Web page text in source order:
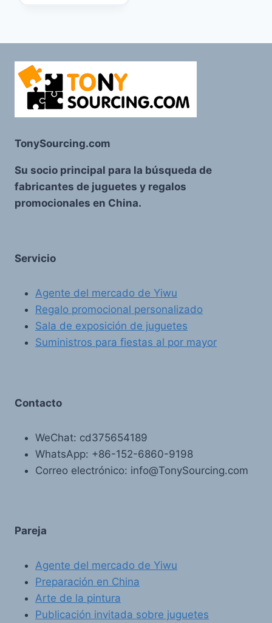
TonySourcing.com
Su socio principal para la búsqueda de
fabricantes de juguetes y regalos
promocionales en China.
Servicio
Agente del mercado de Yiwu
Regalo promocional personalizado
Sala de exposición de juguetes
Suministros para fiestas al por mayor
Contacto
WeChat: cd375654189
WhatsApp: +86-152-6860-9198
Correo electrónico: info@TonySourcing.com
Pareja
Agente del mercado de Yiwu
Preparación en China
Arte de la pintura
Publicación invitada sobre juguetes